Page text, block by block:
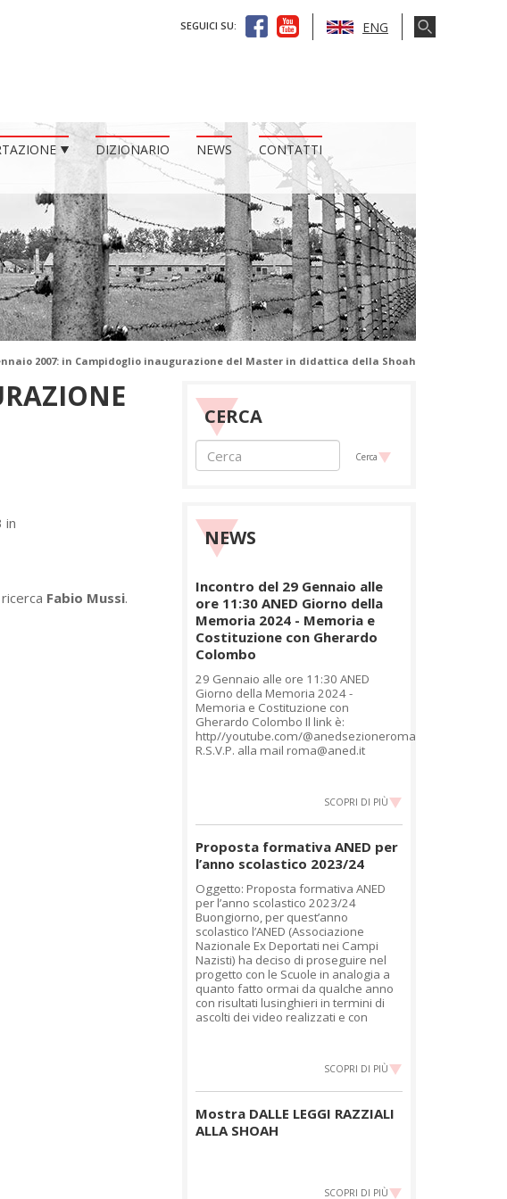
SEGUICI SU: ENG
DIZIONARIO NEWS
CONTATTI
2007: in Campidoglio inaugurazione del Master in didattica della Shoah
in
Fabio Mussi.
CERCA
Cerca
NEWS
Incontro del 29 Gennaio alle
ore 11:30 ANED Giorno della
Memoria 2024 - Memoria e
Costituzione con Gherardo
Colombo
29 Gennaio alle ore 11:30 ANED
Giorno della Memoria 2024 -
Memoria e Costituzione con
Gherardo Colombo Il link è:
http//youtube.com/@anedsezioneroma
R.S.V.P. alla mail roma@aned.it
SCOPRI DI PIÙ
Proposta formativa ANED per
l’anno scolastico 2023/24
Oggetto: Proposta formativa ANED
per l’anno scolastico 2023/24
Buongiorno, per quest’anno
scolastico l’ANED (Associazione
Nazionale Ex Deportati nei Campi
Nazisti) ha deciso di proseguire nel
progetto con le Scuole in analogia a
quanto fatto ormai da qualche anno
con risultati lusinghieri in termini di
ascolti dei video realizzati e con
SCOPRI DI PIÙ
Mostra DALLE LEGGI RAZZIALI
ALLA SHOAH
SCOPRI DI PIÙ